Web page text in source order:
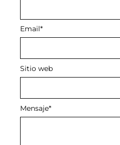
Mensaje*
Email*
Sitio web